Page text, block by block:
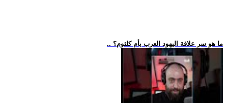
.. ما هو سر علاقة اليهود العرب بأم كلثوم؟